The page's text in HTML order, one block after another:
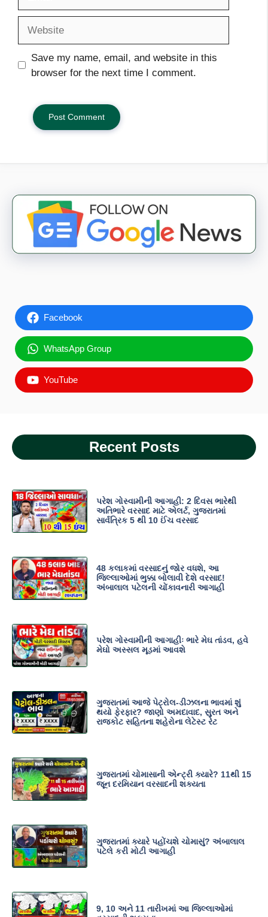
Save my name, email, and website in this
browser for the next time I comment.
Facebook
WhatsApp Group
YouTube
Recent Posts
પરેશ ગોસ્વામીની આગાહી: 2 દિવસ ભારેથી
અતિભારે વરસાદ માટે એલર્ટ, ગુજરાતમાં
સાર્વત્રિક 5 થી 10 ઈંચ વરસાદ
48 કલાકમાં વરસાદનું જોર વધશે, આ
જિલ્લાઓમાં ભુક્કા બોલાવી દેશે વરસાદ!
અંબાલાલ પટેલની ચોંકાવનારી આગાહી
પરેશ ગોસ્વામીની આગાહીઃ ભારે મેઘ તાંડવ, હવે
મેઘો અસ્સલ મૂડમાં આવશે
ગુજરાતમાં આજે પેટ્રોલ-ડીઝલના ભાવમાં શું
થયો ફેરફાર? જાણો અમદાવાદ, સુરત અને
રાજકોટ સહિતના શહેરોના લેટેસ્ટ રેટ
ગુજરાતમાં ચોમાસાની એન્ટ્રી ક્યારે? 11થી 15
જૂન દરમિયાન વરસાદની શક્યતા
ગુજરાતમાં ક્યારે પહોંચશે ચોમાસું? અંબાલાલ
પટેલે કરી મોટી આગાહી
9, 10 અને 11 તારીખમાં આ જિલ્લાઓમાં